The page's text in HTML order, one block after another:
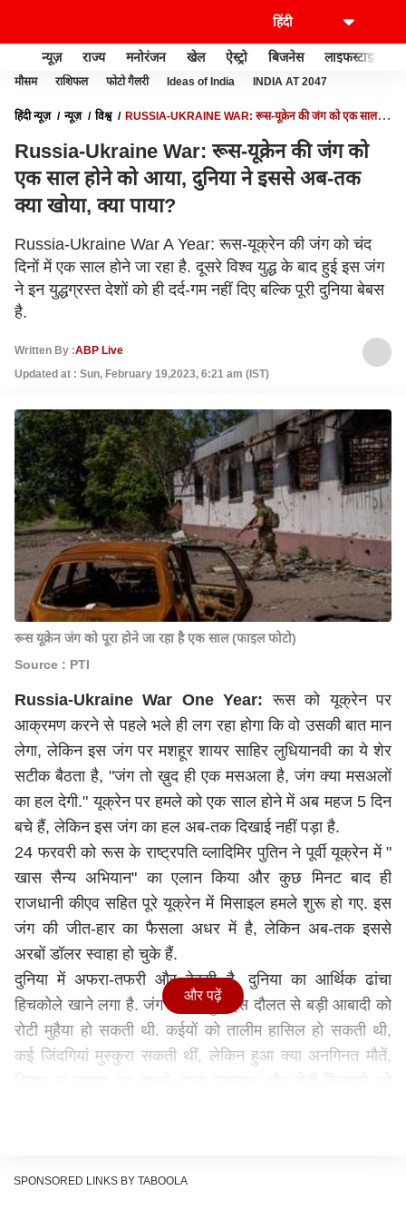
न्यूज़ राज्य मनोरंजन खेल ऐस्ट्रो बिजनेस लाइफस्टाइल
मौसम राशिफल फोटो गैलरी Ideas of India INDIA AT 2047
हिंदी न्यूज़ न्यूज़ विश्व
RUSSIA-UKRAINE WAR: रूस-यूक्रेन की जंग को एक साल
Russia-Ukraine War: रूस-यूक्रेन की जंग को
एक साल होने को आया, दुनिया ने इससे अब-तक
क्या खोया, क्या पाया?
Russia-Ukraine War A Year: रूस-यूक्रेन की जंग को चंद
दिनों में एक साल होने जा रहा है. दूसरे विश्व युद्ध के बाद हुई इस जंग
ने इन युद्धग्रस्त देशों को ही दर्द-गम नहीं दिए बल्कि पूरी दुनिया बेबस
है.
Written By :ABP Live
Updated at : Sun, February 19,2023, 6:21 am (IST)
रूस यूक्रेन जंग को पूरा होने जा रहा है एक साल (फाइल फोटो)
Source : PTI
Russia-Ukraine War One Year:रूस को यूक्रेन पर
आक्रमण करने से पहले भले ही लग रहा होगा कि वो उसकी बात मान
लेगा, लेकिन इस जंग पर मशहूर शायर साहिर लुधियानवी का ये शेर
सटीक बैठता है, "जंग तो ख़ुद ही एक मसअला है, जंग क्या मसअलों
का हल देगी." यूक्रेन पर हमले को एक साल होने में अब महज 5 दिन
बचे हैं, लेकिन इस जंग का हल अब-तक दिखाई नहीं पड़ा है.
24 फरवरी को रूस के राष्ट्रपति व्लादिमिर पुतिन ने पूर्वी यूक्रेन में "
खास सैन्य अभियान" का एलान किया और कुछ मिनट बाद ही
राजधानी कीएव सहित पूरे यूक्रेन में मिसाइल हमले शुरू हो गए. इस
जंग की जीत-हार का फैसला अधर में है, लेकिन अब-तक इससे
अरबों डॉलर स्वाहा हो चुके हैं.
दुनिया में अफरा-तफरी और बेबसी है. दुनिया का आर्थिक ढांचा
हिचकोले खाने लगा है. जंग में खर्च हुई इस दौलत से बड़ी आबादी को
रोटी मुहैया हो सकती थी. कईयों को तालीम हासिल हो सकती थी,
कई जिंदगियां मुस्कुरा सकती थीं, लेकिन हुआ क्या अनगिनत मौतें,
रो रहे हैं यूक्रेनी राष्ट्रपति क्यों?
और पढ़ें
SPONSORED LINKS BY TABOOLA